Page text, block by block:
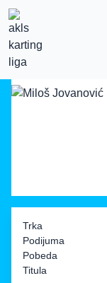
Trka
Podijuma
Pobeda
Titula